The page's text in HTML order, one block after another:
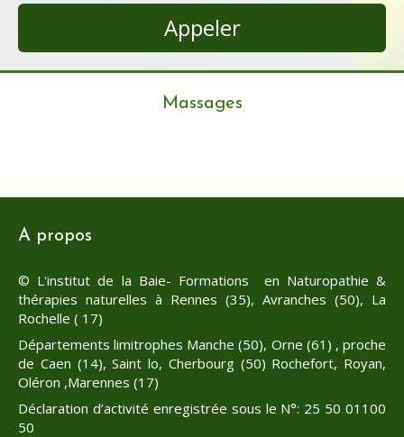
Appeler
Massages
A propos
© L'institut de la Baie- Formations en Naturopathie &
thérapies naturelles à Rennes (35), Avranches (50), La
Rochelle ( 17)
Départements limitrophes Manche (50), Orne (61) , proche
de Caen (14), Saint lo, Cherbourg (50) Rochefort, Royan,
Oléron ,Marennes (17)
Déclaration d’activité enregistrée sous le N°: 25 50 01100
50